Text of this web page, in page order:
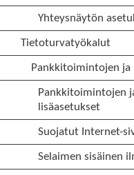
Yhteysnäytön
Tietoturvatyökalut
Pankkitoimintojen ja
Pankkitoimintojen
lisäasetukset
Suojatut Internet-
Selaimen sisäinen